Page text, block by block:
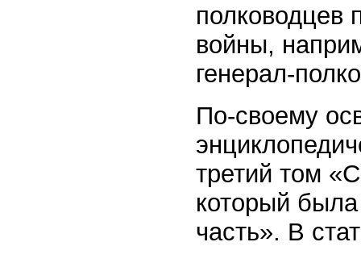
полководцев
войны,
генерал-
По-своему
третий том
который
часть». В